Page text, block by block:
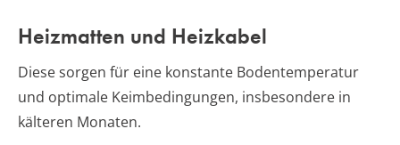
Heizmatten und Heizkabel
Diese sorgen für eine konstante Bodentemperatur
und optimale Keimbedingungen, insbesondere in
kälteren Monaten.